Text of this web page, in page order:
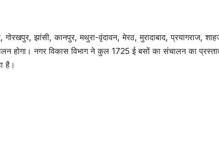
झांसी, कानपुर, मथुरा-वृंदावन, मेरठ, मुरादाबाद, प्रयागराज,
होगा। नगर विकास विभाग ने कुल 1725 ई बसों का संचालन का
है।